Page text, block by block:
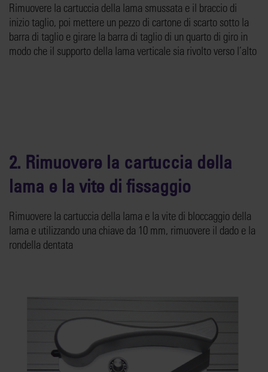
Rimuovere la cartuccia della lama smussata e il braccio di
inizio taglio, poi mettere un pezzo di cartone di scarto sotto la
barra di taglio e girare la barra di taglio di un quarto di giro in
modo che il supporto della lama verticale sia rivolto verso l’alto
2. Rimuovere la cartuccia della
lama e la vite di fissaggio
Rimuovere la cartuccia della lama e la vite di bloccaggio della
lama e utilizzando una chiave da 10 mm, rimuovere il dado e la
rondella dentata